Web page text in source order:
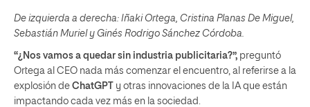
De izquierda a derecha: Iñaki Ortega, Cristina Planas De Miguel,
Sebastián Muriel y Ginés Rodrigo Sánchez Córdoba.
“¿Nos vamos a quedar sin industria publicitaria?”, preguntó
Ortega al CEO nada más comenzar el encuentro, al referirse a la
explosión de ChatGPT
y otras innovaciones de la IA que están
impactando cada vez más en la sociedad.